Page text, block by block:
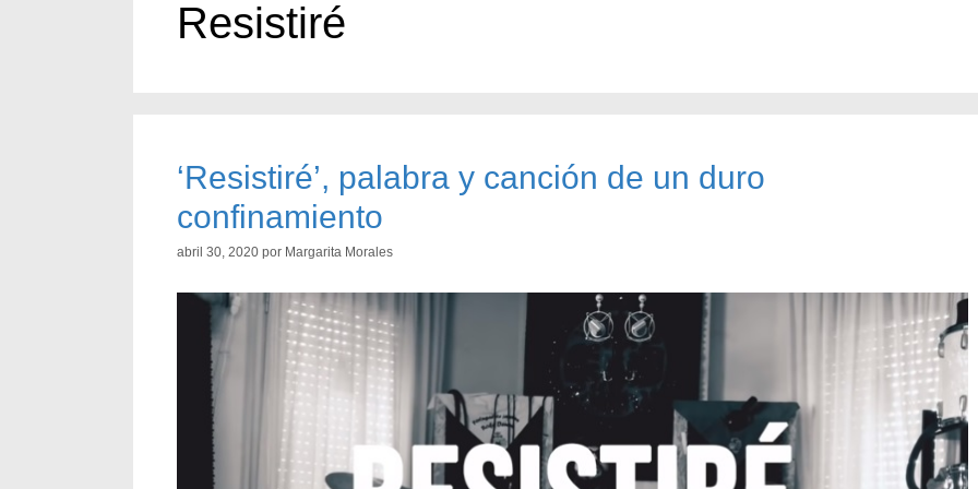
Resistiré
‘Resistiré’, palabra y canción de un duro
confinamiento
abril 30, 2020 por Margarita Morales